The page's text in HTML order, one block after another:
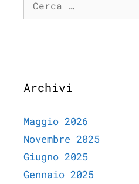
Archivi
Maggio 2026
Novembre 2025
Giugno 2025
Gennaio 2025